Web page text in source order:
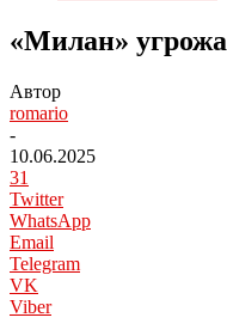
«Милан»
Автор
romario
-
10.06.2025
31
Twitter
WhatsApp
Email
Telegram
VK
Viber